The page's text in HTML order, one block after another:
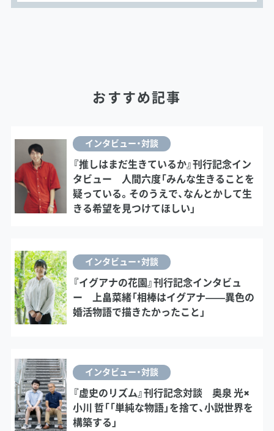
おすすめ記事
インタビュー・対談
『推しはまだ生きているか』刊行記念イン
タビュー 人間六度「みんな生きることを
疑っている。そのうえで、なんとかして生
きる希望を見つけてほしい」
インタビュー・対談
『イグアナの花園』刊行記念インタビュ
ー 上畠菜緒「相棒はイグアナ――異色の
婚活物語で描きたかったこと」
インタビュー・対談
『虚史のリズム』刊行記念対談 奥泉 光×
小川 哲「「単純な物語」を捨て、小説世界を
構築する」